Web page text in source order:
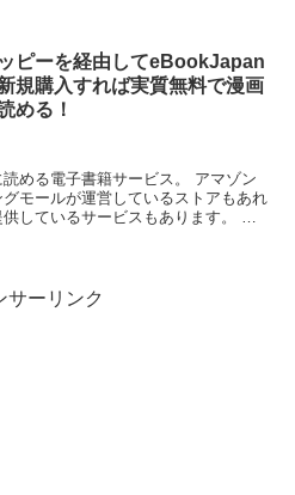
ピーを経由してeBookJapan
規購入すれば実質無料で漫画
める！
電子書籍サービス。 アマゾン
モールが運営しているストアもあれ
ているサービスもあります。 多
サーリンク